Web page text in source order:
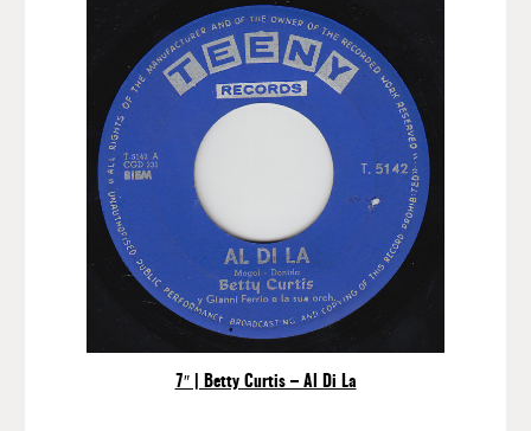
7″ | Betty Curtis – Al Di La